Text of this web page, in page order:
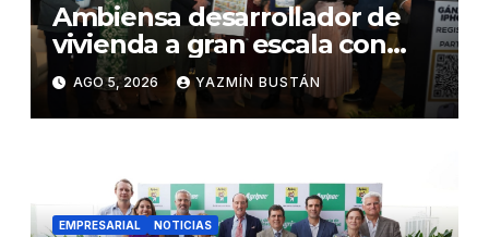
Ambiensa desarrollador de
vivienda a gran escala con
estándares internacionales
de sostenibilidad
AGO 5, 2026 YAZMÍN BUSTÁN
EMPRESARIAL NOTICIAS